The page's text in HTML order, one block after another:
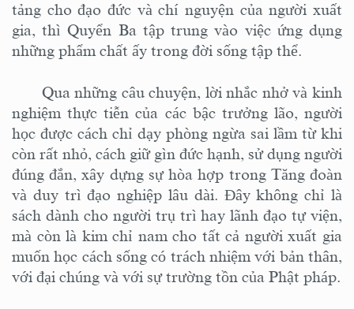
tảng cho đạo đức và chí nguyện của người xuất
gia, thì Quyển Ba tập trung vào việc ứng dụng
những phẩm chất ấy trong đời sống tập thể.
Qua những câu chuyện, lời nhắc nhở và kinh
nghiệm thực tiễn của các bậc trưởng lão, người
học được cách chỉ dạy phòng ngừa sai lầm từ khi
còn rất nhỏ, cách giữ gìn đức hạnh, sử dụng người
đúng đắn, xây dựng sự hòa hợp trong Tăng đoàn
và duy trì đạo nghiệp lâu dài. Đây không chỉ là
sách dành cho người trụ trì hay lãnh đạo tự viện,
mà còn là kim chỉ nam cho tất cả người xuất gia
muốn học cách sống có trách nhiệm với bản thân,
với đại chúng và với sự trường tồn của Phật pháp.